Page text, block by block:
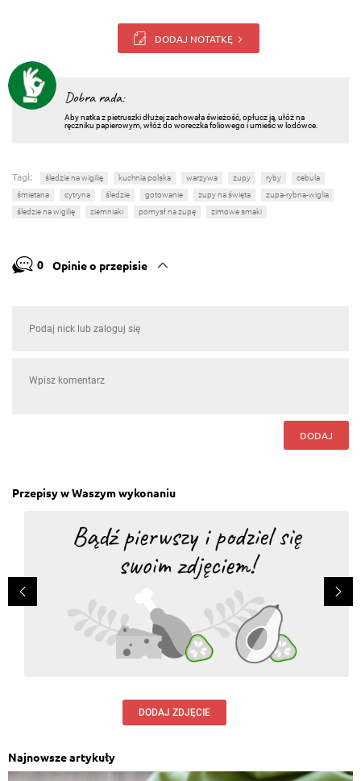
DODAJ NOTATKĘ
Dobra rada:
Aby natka z pietruszki dłużej zachowała świeżość, opłucz ją, ułóż na
ręczniku papierowym, włóż do woreczka foliowego i umieśc w lodówce.
Tagi: śledzie na wigilię kuchnia polska warzywa zupy ryby
cebula
śmietana
cytryna śledzie gotowanie zupy na święta
zupa-rybna-wiglia
śledzie na wigilię
ziemniaki pomysł na zupę zimowe smaki
0 Opinie o przepisie
DODAJ
Przepisy w Waszym wykonaniu
DODAJ ZDJĘCIE
Najnowsze artykuły